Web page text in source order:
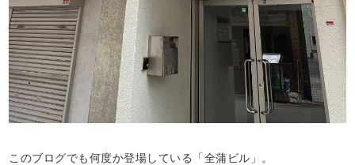
このブログでも何度か登場している「全蒲ビル」。